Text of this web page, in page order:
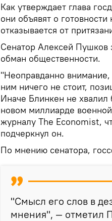
Как утверждает глава
они объявят о
отказывается от
Сенатор Алексей Пушков
обман общественности.
"Неоправданно
ним ничего не стоит,
Иначе Блинкен не
новом миллиарде
журналу The Economist,
подчеркнул он.
По мнению сенатора,
"Смысл его слов в
мнения", — отметил